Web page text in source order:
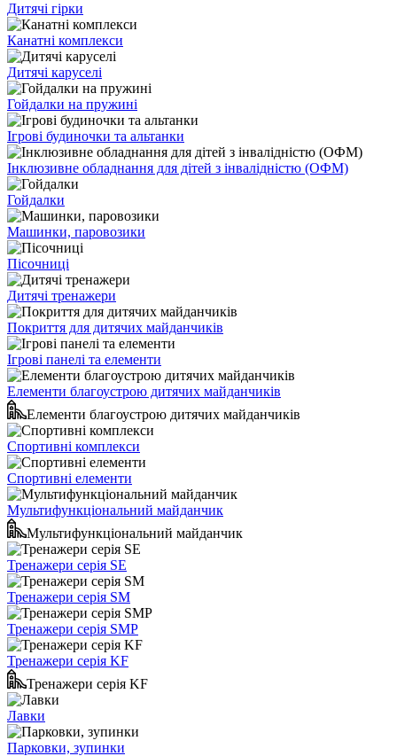
Дитячі гірки
Канатні комплекси
Дитячі каруселі
Гойдалки на пружині
Ігрові будиночки та альтанки
Інклюзивне обладнання для дітей з інвалідністю (ОФМ)
Гойдалки
Машинки, паровозики
Пісочниці
Дитячі тренажери
Покриття для дитячих майданчиків
Ігрові панелі та елементи
Елементи благоустрою дитячих майданчиків
Елементи благоустрою дитячих майданчиків
Спортивні комплекси
Спортивні елементи
Мультифункціональний майданчик
Мультифункціональний майданчик
Тренажери серія SE
Тренажери серія SM
Тренажери серія SMP
Тренажери серія KF
Тренажери серія KF
Лавки
Парковки, зупинки